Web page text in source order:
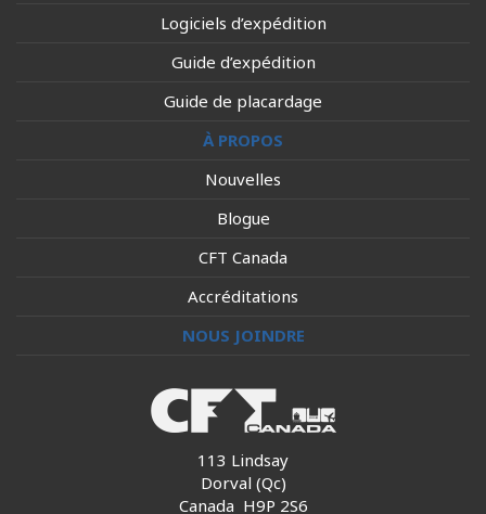
Logiciels d’expédition
Guide d’expédition
Guide de placardage
À PROPOS
Nouvelles
Blogue
CFT Canada
Accréditations
NOUS JOINDRE
113 Lindsay
Dorval (Qc)
Canada H9P 2S6